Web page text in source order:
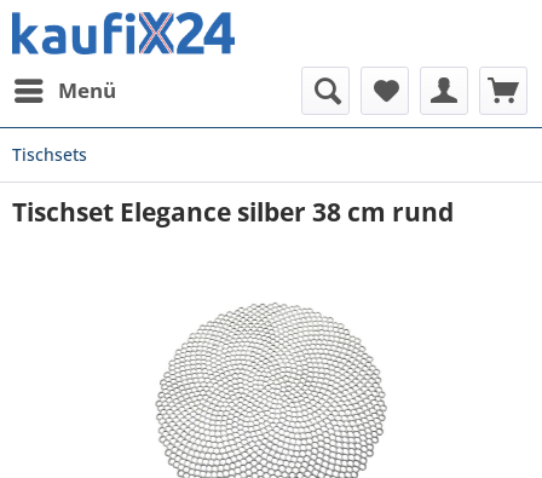
Menü
Tischsets
Tischset Elegance silber 38 cm rund